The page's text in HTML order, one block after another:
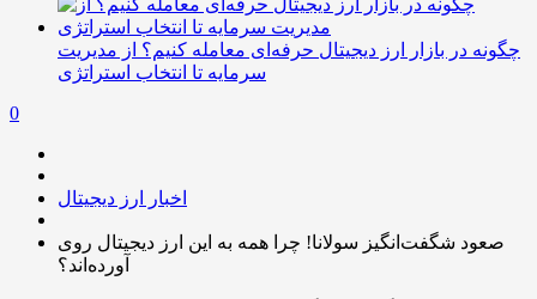
چگونه در بازار ارز دیجیتال حرفه‌ای معامله کنیم؟ از مدیریت
سرمایه تا انتخاب استراتژی
0
اخبار ارز دیجیتال
صعود شگفت‌انگیز سولانا! چرا همه به این ارز دیجیتال روی
آورده‌اند؟